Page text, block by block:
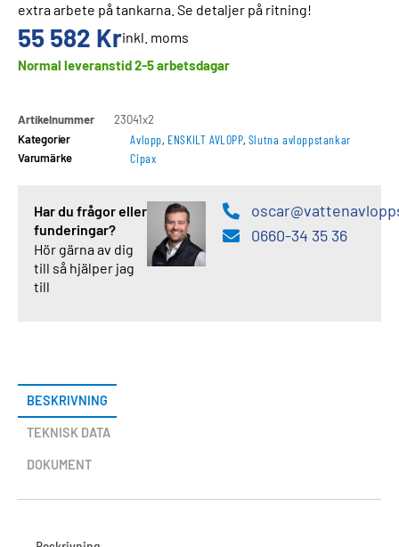
extra arbete på tankarna. Se detaljer på ritning!
55 582 Krinkl. moms
Normal leveranstid 2-5 arbetsdagar
Artikelnummer
23041x2
Kategorier
Avlopp, ENSKILT AVLOPP, Slutna avloppstankar
Varumärke Cipax
Har du frågor eller
funderingar?
Hör gärna av dig
till så hjälper jag
till
0660-34 35 36
BESKRIVNING
TEKNISK DATA
DOKUMENT